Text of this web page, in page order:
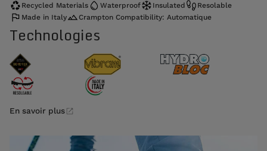
Recycled Materials Waterproof Insulated
Resolable
Made in Italy
Crampton Compatibility: Automatique
Technologies
En savoir plus